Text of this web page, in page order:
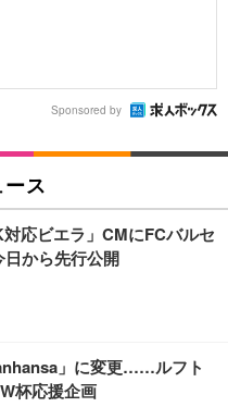
Sponsored by
ス
応ビエラ」CMにFCバルセ
から先行公開
」に変更……ルフト
杯応援企画